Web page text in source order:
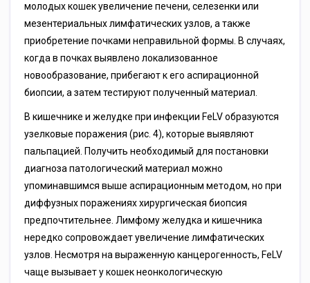
молодых кошек увеличение печени, селезенки или
мезентериальных лимфатических узлов, а также
приобретение почками неправильной формы. В случаях,
когда в почках выявлено локализованное
новообразование, прибегают к его аспирационной
биопсии, а затем тестируют полученный материал.
В кишечнике и желудке при инфекции FеLV образуются
узелковые поражения (рис. 4), которые выявляют
пальпацией. Получить необходимый для постановки
диагноза патологический материал можно
упоминавшимся выше аспирационным методом, но при
диффузных поражениях хирургическая биопсия
предпочтительнее. Лимфому желудка и кишечника
нередко сопровождает увеличение лимфатических
узлов. Несмотря на выраженную канцерогенность, FеLV
чаще вызывает у кошек неонкологическую